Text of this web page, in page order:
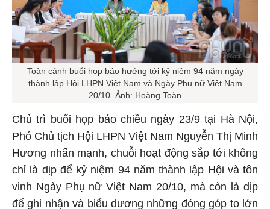
Toàn cảnh buổi họp báo hướng tới kỷ niệm 94 năm ngày
thành lập Hội LHPN Việt Nam và Ngày Phụ nữ Việt Nam
20/10. Ảnh: Hoàng Toàn
Chủ trì buổi họp báo chiều ngày 23/9 tại Hà Nội,
Phó Chủ tịch Hội LHPN Việt Nam Nguyễn Thị Minh
Hương nhấn mạnh, chuỗi hoạt động sắp tới không
chỉ là dịp để kỷ niệm 94 năm thành lập Hội và tôn
vinh Ngày Phụ nữ Việt Nam 20/10, mà còn là dịp
để ghi nhận và biểu dương những đóng góp to lớn